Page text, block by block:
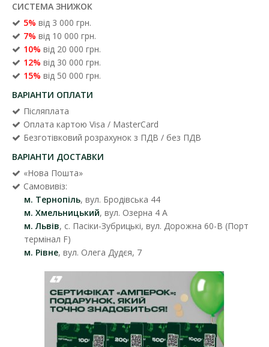
СИСТЕМА ЗНИЖОК
5% від 3 000 грн.
7% від 10 000 грн.
10% від 20 000 грн.
12% від 30 000 грн.
15% від 50 000 грн.
ВАРІАНТИ ОПЛАТИ
Післяплата
Оплата картою Visa / MasterCard
Безготівковий розрахунок з ПДВ / без ПДВ
ВАРІАНТИ ДОСТАВКИ
«Нова Пошта»
Самовивіз:
м. Тернопіль, вул. Бродівська 44
м. Хмельницький, вул. Озерна 4 А
м. Львів, с. Пасіки-Зубрицькі, вул. Дорожна 60-В (Порт
термінал F)
м. Рівне, вул. Олега Дудєя, 7